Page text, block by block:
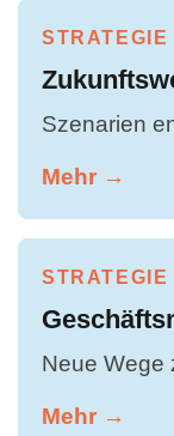
STRATEGIE
Szenarien
Mehr →
STRATEGIE
Neue Wege
Mehr →